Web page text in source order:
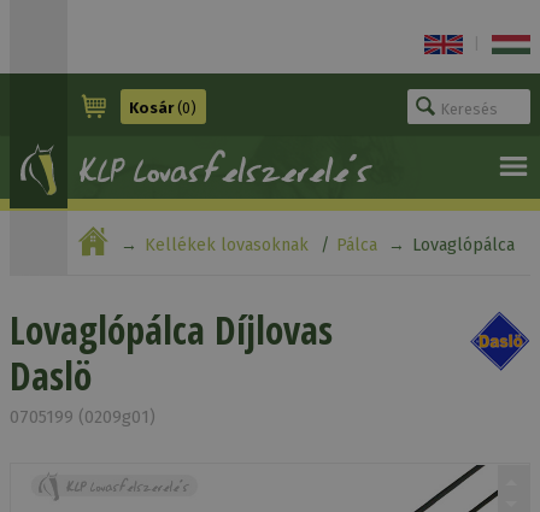
Kosár(0)
Kellékek lovasoknak Pálca Lovaglópálca
Lovaglópálca Díjlovas
Daslö
0705199 (0209g01)